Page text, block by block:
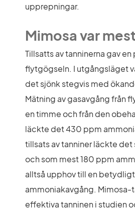
upprepningar.
Mimosa var
Tillsatts av tanninerna gav
flytgögseln. I utgångsläget
det sjönk stegvis med
Mätning av gasavgång från
en timme och från den
läckte det 430 ppm
tillsats av tanniner läckte
och som mest 180 ppm
alltså upphov till en
ammoniakavgång. Mimosa-
effektiva tanninen i studien